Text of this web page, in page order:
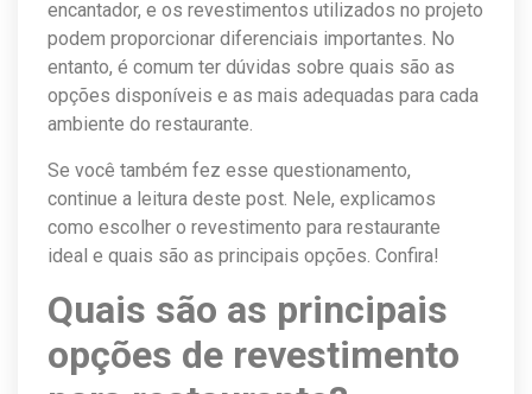
encantador, e os revestimentos utilizados no projeto
podem proporcionar diferenciais importantes. No
entanto, é comum ter dúvidas sobre quais são as
opções disponíveis e as mais adequadas para cada
ambiente do restaurante.
Se você também fez esse questionamento,
continue a leitura deste post. Nele, explicamos
como escolher o revestimento para restaurante
ideal e quais são as principais opções. Confira!
Quais são as principais
opções de revestimento